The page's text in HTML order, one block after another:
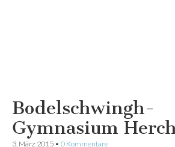
Bodelschwingh-
Gymnasium
3. März 2015 • 0 Kommentare